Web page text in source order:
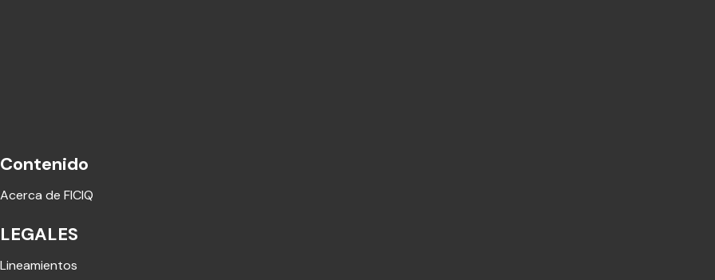
Contenido
Acerca de FICIQ
LEGALES
Lineamientos